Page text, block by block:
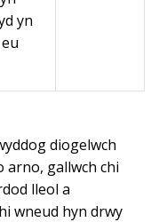
yn
diogelwch
arno, gallwch chi
lleol a
wneud hyn drwy